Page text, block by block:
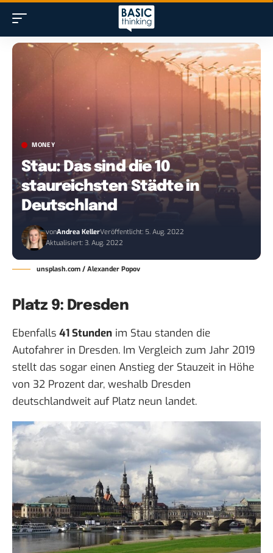
MONEY
Stau: Das sind die 10
staureichsten Städte in
Deutschland
vonAndrea KellerVeröffentlicht: 5. Aug. 2022
Aktualisiert: 3. Aug. 2022
unsplash.com / Alexander Popov
Platz 9: Dresden
Ebenfalls 41 Stunden im Stau standen die
Autofahrer in Dresden. Im Vergleich zum Jahr 2019
stellt das sogar einen Anstieg der Stauzeit in Höhe
von 32 Prozent dar, weshalb Dresden
deutschlandweit auf Platz neun landet.